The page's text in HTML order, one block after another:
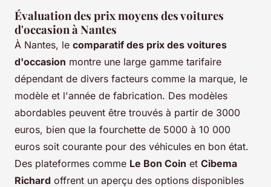
Évaluation des prix moyens des voitures
d'occasion à Nantes
À Nantes, le comparatif des prix des voitures
d'occasion montre une large gamme tarifaire
dépendant de divers facteurs comme la marque, le
modèle et l'année de fabrication. Des modèles
abordables peuvent être trouvés à partir de 3000
euros, bien que la fourchette de 5000 à 10 000
euros soit courante pour des véhicules en bon état.
Des plateformes comme Le Bon Coin et Cibema
Richard offrent un aperçu des options disponibles